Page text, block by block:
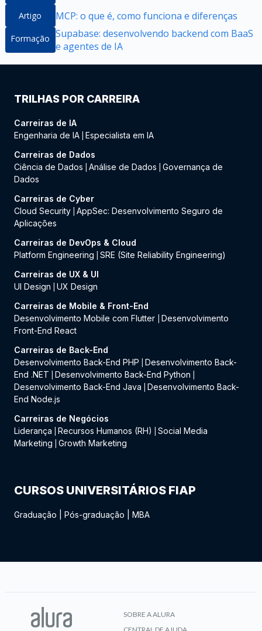
Artigo MCP: o que é, como funciona e diferenças
Formação Supabase: desenvolvendo backend com BaaS
e agentes de IA
TRILHAS POR CARREIRA
Carreiras de IA
Engenharia de IA Especialista em IA
Carreiras de Dados
Ciência de Dados
Análise de Dados
Governança de
Dados
Carreiras de Cyber
Cloud Security AppSec: Desenvolvimento Seguro de
Aplicações
Carreiras de DevOps & Cloud
Platform Engineering
SRE (Site Reliability Engineering)
Carreiras de UX & UI
UI Design
UX Design
Carreiras de Mobile & Front-End
Desenvolvimento Mobile com Flutter
Desenvolvimento
Front-End React
Carreiras de Back-End
Desenvolvimento Back-End PHP
Desenvolvimento Back-
End .NET
Desenvolvimento Back-End Python
Desenvolvimento Back-End Java
Desenvolvimento Back-
End Node.js
Carreiras de Negócios
Liderança
Recursos Humanos (RH)
Social Media
Marketing
Growth Marketing
CURSOS UNIVERSITÁRIOS FIAP
Graduação Pós-graduação MBA
SOBRE A ALURA